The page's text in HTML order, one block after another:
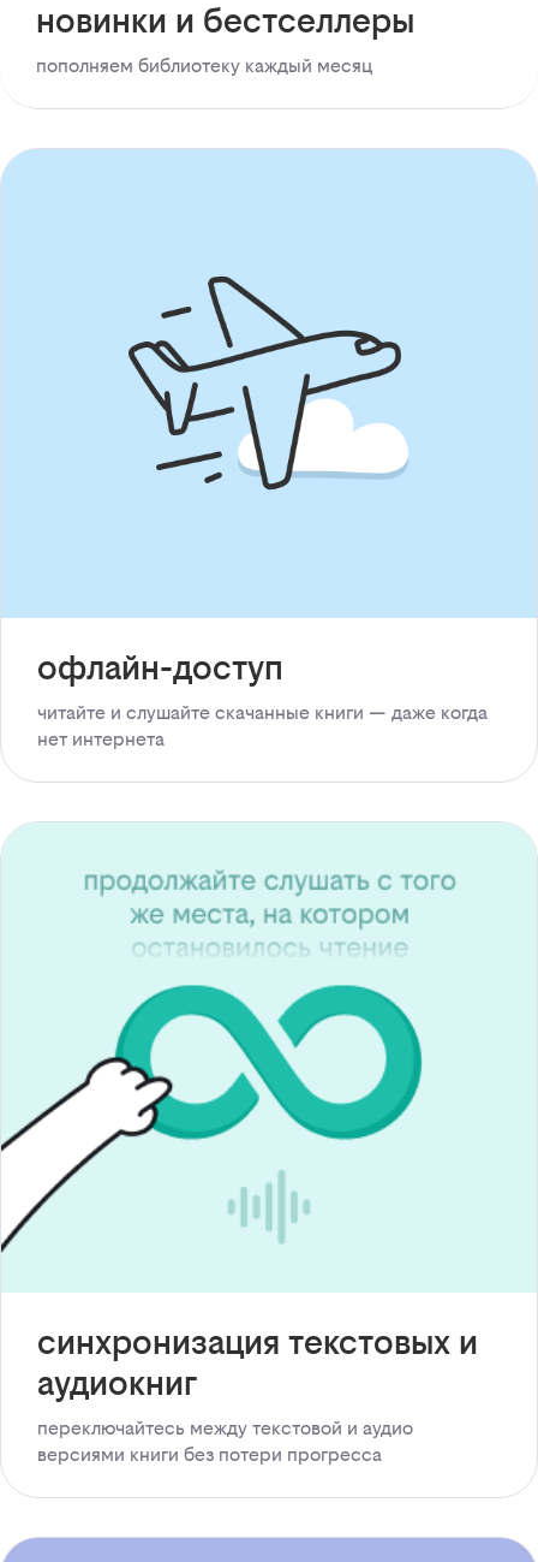
новинки и бестселлеры
пополняем библиотеку каждый месяц
офлайн-доступ
читайте и слушайте скачанные книги — даже когда
нет интернета
синхронизация текстовых и
аудиокниг
переключайтесь между текстовой и аудио
версиями книги без потери прогресса